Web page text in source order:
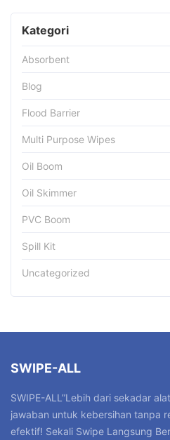
Kategori
Absorbent
Blog
Flood Barrier
Multi Purpose Wipes
Oil Boom
Oil Skimmer
PVC Boom
Spill Kit
Uncategorized
SWIPE-ALL
SWIPE-ALL”Lebih dari sekadar
jawaban untuk kebersihan tanpa
efektif! Sekali Swipe Langsung